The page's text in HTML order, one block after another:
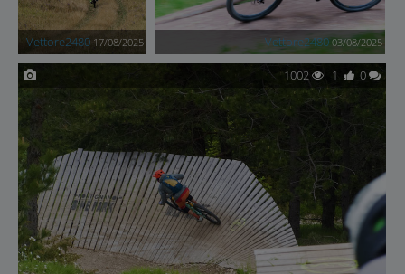
Vettore2480 17/08/2025 Vettore2480 03/08/2025
1002 1 0